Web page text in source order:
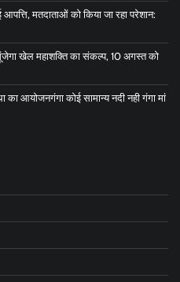
मतदाताओं को किया जा रहा परेशान:
खेल महाशक्ति का संकल्प, 10 अगस्त को
का आयोजनगंगा कोई सामान्य नदी नही गंगा मां